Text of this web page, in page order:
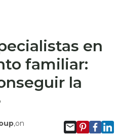
en
familiar:
la
,on